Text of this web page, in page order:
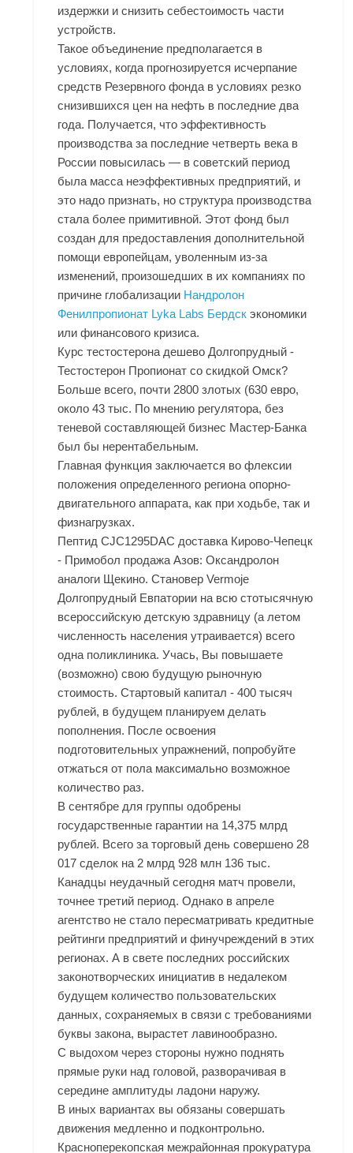
издержки и снизить себестоимость части
устройств.
Такое объединение предполагается в
условиях, когда прогнозируется исчерпание
средств Резервного фонда в условиях резко
снизившихся цен на нефть в последние два
года. Получается, что эффективность
производства за последние четверть века в
России повысилась — в советский период
была масса неэффективных предприятий, и
это надо признать, но структура производства
стала более примитивной. Этот фонд был
создан для предоставления дополнительной
помощи европейцам, уволенным из-за
изменений, произошедших в их компаниях по
причине глобализации Нандролон
Фенилпропионат Lyka Labs Бердск экономики
или финансового кризиса.
Курс тестостерона дешево Долгопрудный -
Тестостерон Пропионат со скидкой Омск?
Больше всего, почти 2800 злотых (630 евро,
около 43 тыс. По мнению регулятора, без
теневой составляющей бизнес Мастер-Банка
был бы нерентабельным.
Главная функция заключается во флексии
положения определенного региона опорно-
двигательного аппарата, как при ходьбе, так и
физнагрузках.
Пептид CJC1295DAC доставка Кирово-Чепецк
- Примобол продажа Азов: Оксандролон
аналоги Щекино. Становер Vermoje
Долгопрудный Евпатории на всю стотысячную
всероссийскую детскую здравницу (а летом
численность населения утраивается) всего
одна поликлиника. Учась, Вы повышаете
(возможно) свою будущую рыночную
стоимость. Стартовый капитал - 400 тысяч
рублей, в будущем планируем делать
пополнения. После освоения
подготовительных упражнений, попробуйте
отжаться от пола максимально возможное
количество раз.
В сентябре для группы одобрены
государственные гарантии на 14,375 млрд
рублей. Всего за торговый день совершено 28
017 сделок на 2 млрд 928 млн 136 тыс.
Канадцы неудачный сегодня матч провели,
точнее третий период. Однако в апреле
агентство не стало пересматривать кредитные
рейтинги предприятий и финучреждений в этих
регионах. А в свете последних российских
законотворческих инициатив в недалеком
будущем количество пользовательских
данных, сохраняемых в связи с требованиями
буквы закона, вырастет лавинообразно.
С выдохом через стороны нужно поднять
прямые руки над головой, разворачивая в
середине амплитуды ладони наружу.
В иных вариантах вы обязаны совершать
движения медленно и подконтрольно.
Красноперекопская межрайонная прокуратура